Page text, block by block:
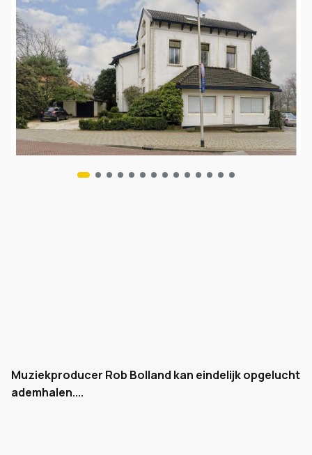
Muziekproducer Rob Bolland kan eindelijk opgelucht
ademhalen....